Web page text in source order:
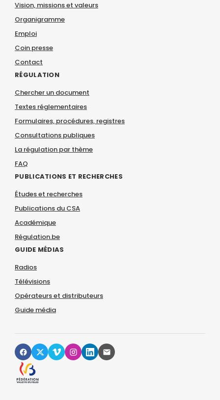
Vision, missions et valeurs
Organigramme
Emploi
Coin presse
Contact
RÉGULATION
Chercher un document
Textes réglementaires
Formulaires, procédures, registres
Consultations publiques
La régulation par thème
FAQ
PUBLICATIONS ET RECHERCHES
Études et recherches
Publications du CSA
Académique
Régulation.be
GUIDE MÉDIAS
Radios
Télévisions
Opérateurs et distributeurs
Guide média